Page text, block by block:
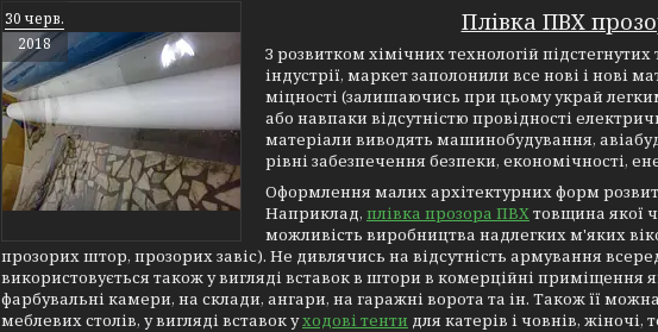
30 черв.
2018
Плівка ПВХ
З розвитком хімічних технологій
індустрії, маркет заполонили все нові і нові
міцності (залишаючись при цьому украй
або навпаки відсутністю провідності
матеріали виводять машинобудування,
рівні забезпечення безпеки, економічності,
Оформлення малих архітектурних форм
Наприклад, плівка прозора ПВХтовщина якої
можливість виробництва надлегких м'яких
прозорих штор, прозорих завіс). Не дивлячись на відсутність армування
використовується також у вигляді вставок в штори в комерційні приміщення
фарбувальні камери, на склади, ангари, на гаражні ворота та ін. Також її
меблевих столів, у вигляді вставок уходові тенти для катерів і човнів, жіночі,